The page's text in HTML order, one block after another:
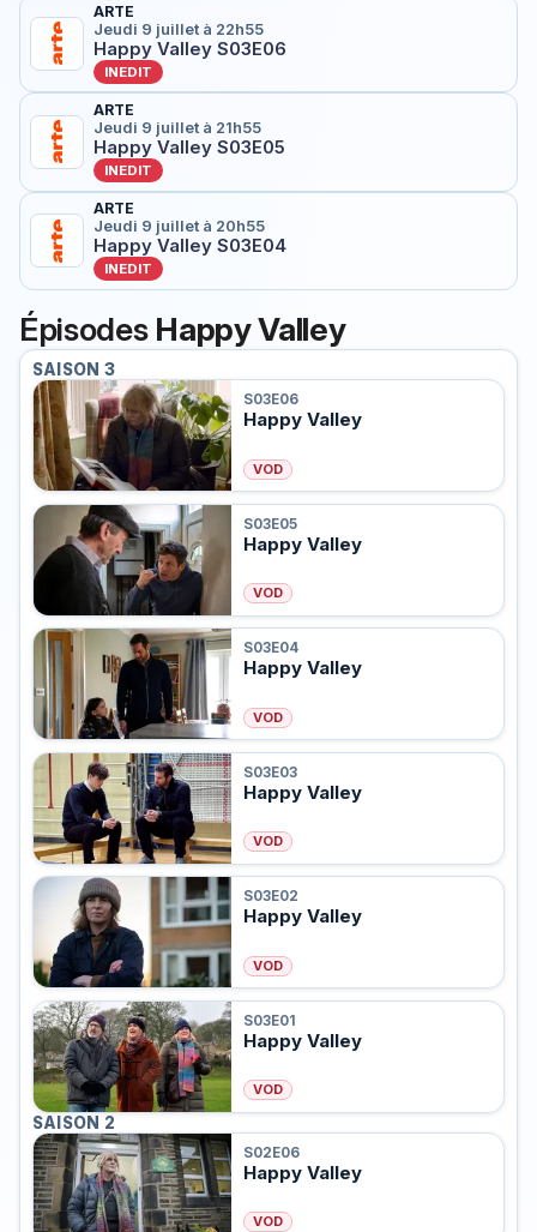
ARTE
Jeudi 9 juillet à 22h55
Happy Valley S03E06
INEDIT
ARTE
Jeudi 9 juillet à 21h55
Happy Valley S03E05
INEDIT
ARTE
Jeudi 9 juillet à 20h55
Happy Valley S03E04
INEDIT
Épisodes Happy Valley
SAISON 3
S03E06
Happy Valley
VOD
S03E05
Happy Valley
VOD
S03E04
Happy Valley
VOD
S03E03
Happy Valley
VOD
S03E02
Happy Valley
VOD
S03E01
Happy Valley
VOD
SAISON 2
S02E06
Happy Valley
VOD